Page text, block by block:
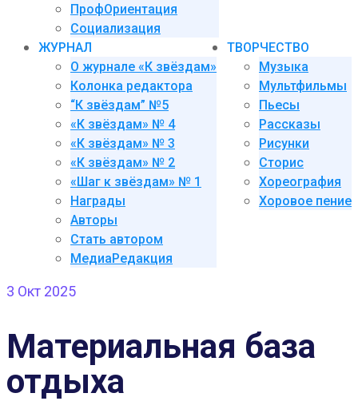
ПрофОриентация
Социализация
ЖУРНАЛ
О журнале «К звёздам»
Колонка редактора
“К звёздам” №5
«К звёздам» № 4
«К звёздам» № 3
«К звёздам» № 2
«Шаг к звёздам» № 1
Награды
Авторы
Стать автором
МедиаРедакция
ТВОРЧЕСТВО
Музыка
Мультфильмы
Пьесы
Рассказы
Рисунки
Сторис
Хореография
Хоровое пение
3 Окт 2025
Материальная база
отдыха